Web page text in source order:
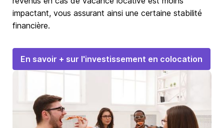
impactant, vous assurant ainsi une certaine stabilité
financière.
En savoir + sur l'investissement en colocation